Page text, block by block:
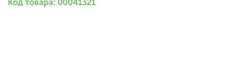
Код товара: 00041321